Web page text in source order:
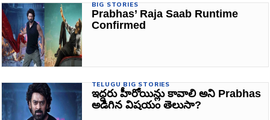
BIG STORIES
Prabhas’ Raja Saab Runtime
Confirmed
TELUGU BIG STORIES
ఇద్దరు హీరోయిన్లు కావాలి అని Prabhas
అడిగిన విషయం తెలుసా?